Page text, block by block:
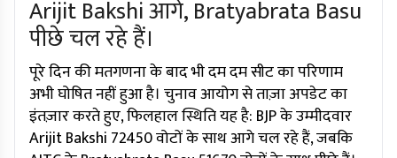
Arijit Bakshi आगे, Bratyabrata Basu
पीछे चल रहे हैं।
पूरे दिन की मतगणना के बाद भी दम दम सीट का परिणाम
अभी घोषित नहीं हुआ है। चुनाव आयोग से ताज़ा अपडेट का
इंतज़ार करते हुए, फिलहाल स्थिति यह है: BJP के उम्मीदवार
Arijit Bakshi 72450 वोटों के साथ आगे चल रहे हैं, जबकि